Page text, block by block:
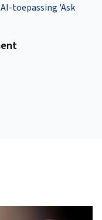
toepassing 'Ask